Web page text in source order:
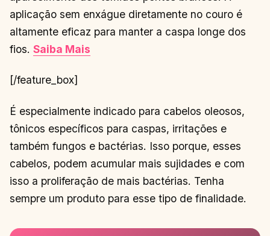
aplicação sem enxágue diretamente no couro é
altamente eficaz para manter a caspa longe dos
fios. Saiba Mais
[/feature_box]
É especialmente indicado para cabelos oleosos,
tônicos específicos para caspas, irritações e
também fungos e bactérias. Isso porque, esses
cabelos, podem acumular mais sujidades e com
isso a proliferação de mais bactérias. Tenha
sempre um produto para esse tipo de finalidade.